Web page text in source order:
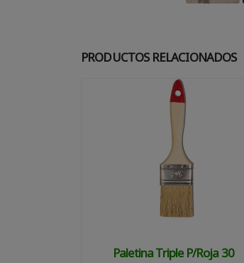
PRODUCTOS RELACIONADOS
Paletina Triple P/roja 30